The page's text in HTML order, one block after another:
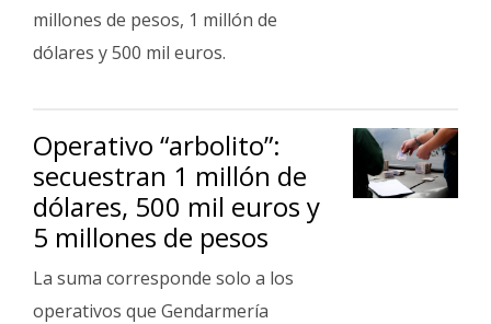
millones de pesos, 1 millón de
dólares y 500 mil euros.
Operativo “arbolito”:
secuestran 1 millón de
dólares, 500 mil euros y
5 millones de pesos
La suma corresponde solo a los
operativos que Gendarmería